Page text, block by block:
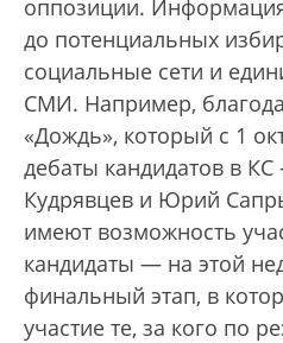
оппозиции.
до потенциальных
социальные сети и
СМИ. Например,
«Дождь», который с 1
дебаты кандидатов в
Кудрявцев и Юрий
имеют возможность
кандидаты — на этой
финальный этап, в
участие те, за кого по